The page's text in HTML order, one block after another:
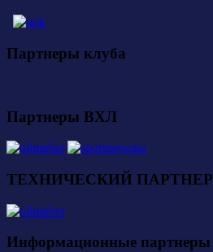
Партнеры клуба
Партнеры ВХЛ
ТЕХНИЧЕСКИЙ ПАРТНЕР
Информационные партнеры